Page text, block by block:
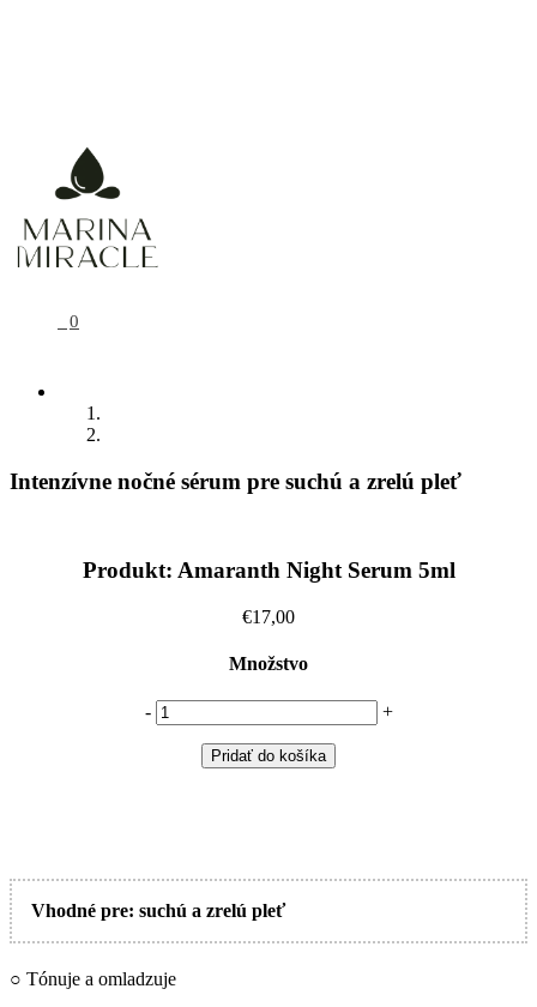
0
Intenzívne nočné sérum pre suchú a zrelú pleť
Produkt: Amaranth Night Serum 5ml
€17,00
Množstvo
- +
Vhodné pre: suchú a zrelú pleť
○ Tónuje a omladzuje